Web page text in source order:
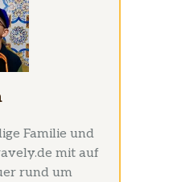
Familie und
mit auf
rund um